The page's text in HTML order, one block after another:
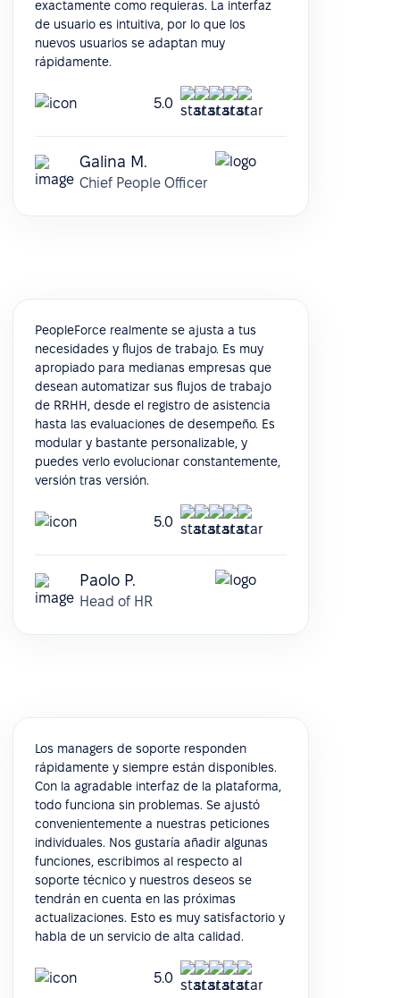
exactamente como requieras. La interfaz
de usuario es intuitiva, por lo que los
nuevos usuarios se adaptan muy
rápidamente.
5.0
Galina M.
Chief People Officer
PeopleForce realmente se ajusta a tus
necesidades y flujos de trabajo. Es muy
apropiado para medianas empresas que
desean automatizar sus flujos de trabajo
de RRHH, desde el registro de asistencia
hasta las evaluaciones de desempeño. Es
modular y bastante personalizable, y
puedes verlo evolucionar constantemente,
versión tras versión.
5.0
Paolo P.
Head of HR
Los managers de soporte responden
rápidamente y siempre están disponibles.
Con la agradable interfaz de la plataforma,
todo funciona sin problemas. Se ajustó
convenientemente a nuestras peticiones
individuales. Nos gustaría añadir algunas
funciones, escribimos al respecto al
soporte técnico y nuestros deseos se
tendrán en cuenta en las próximas
actualizaciones. Esto es muy satisfactorio y
habla de un servicio de alta calidad.
5.0